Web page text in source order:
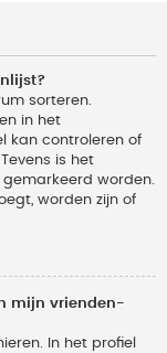
sorteren.
in het
kan controleren of
is het
worden.
worden zijn of
mijn vrienden-
In het profiel